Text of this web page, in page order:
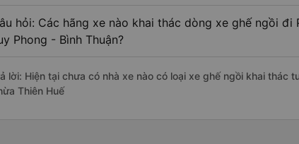
hỏi: Các hãng xe nào khai thác dòng xe ghế ngồi
Phong - Bình Thuận?
lời: Hiện tại chưa có nhà xe nào có loại xe ghế ngồi khai thác
Thiên Huế